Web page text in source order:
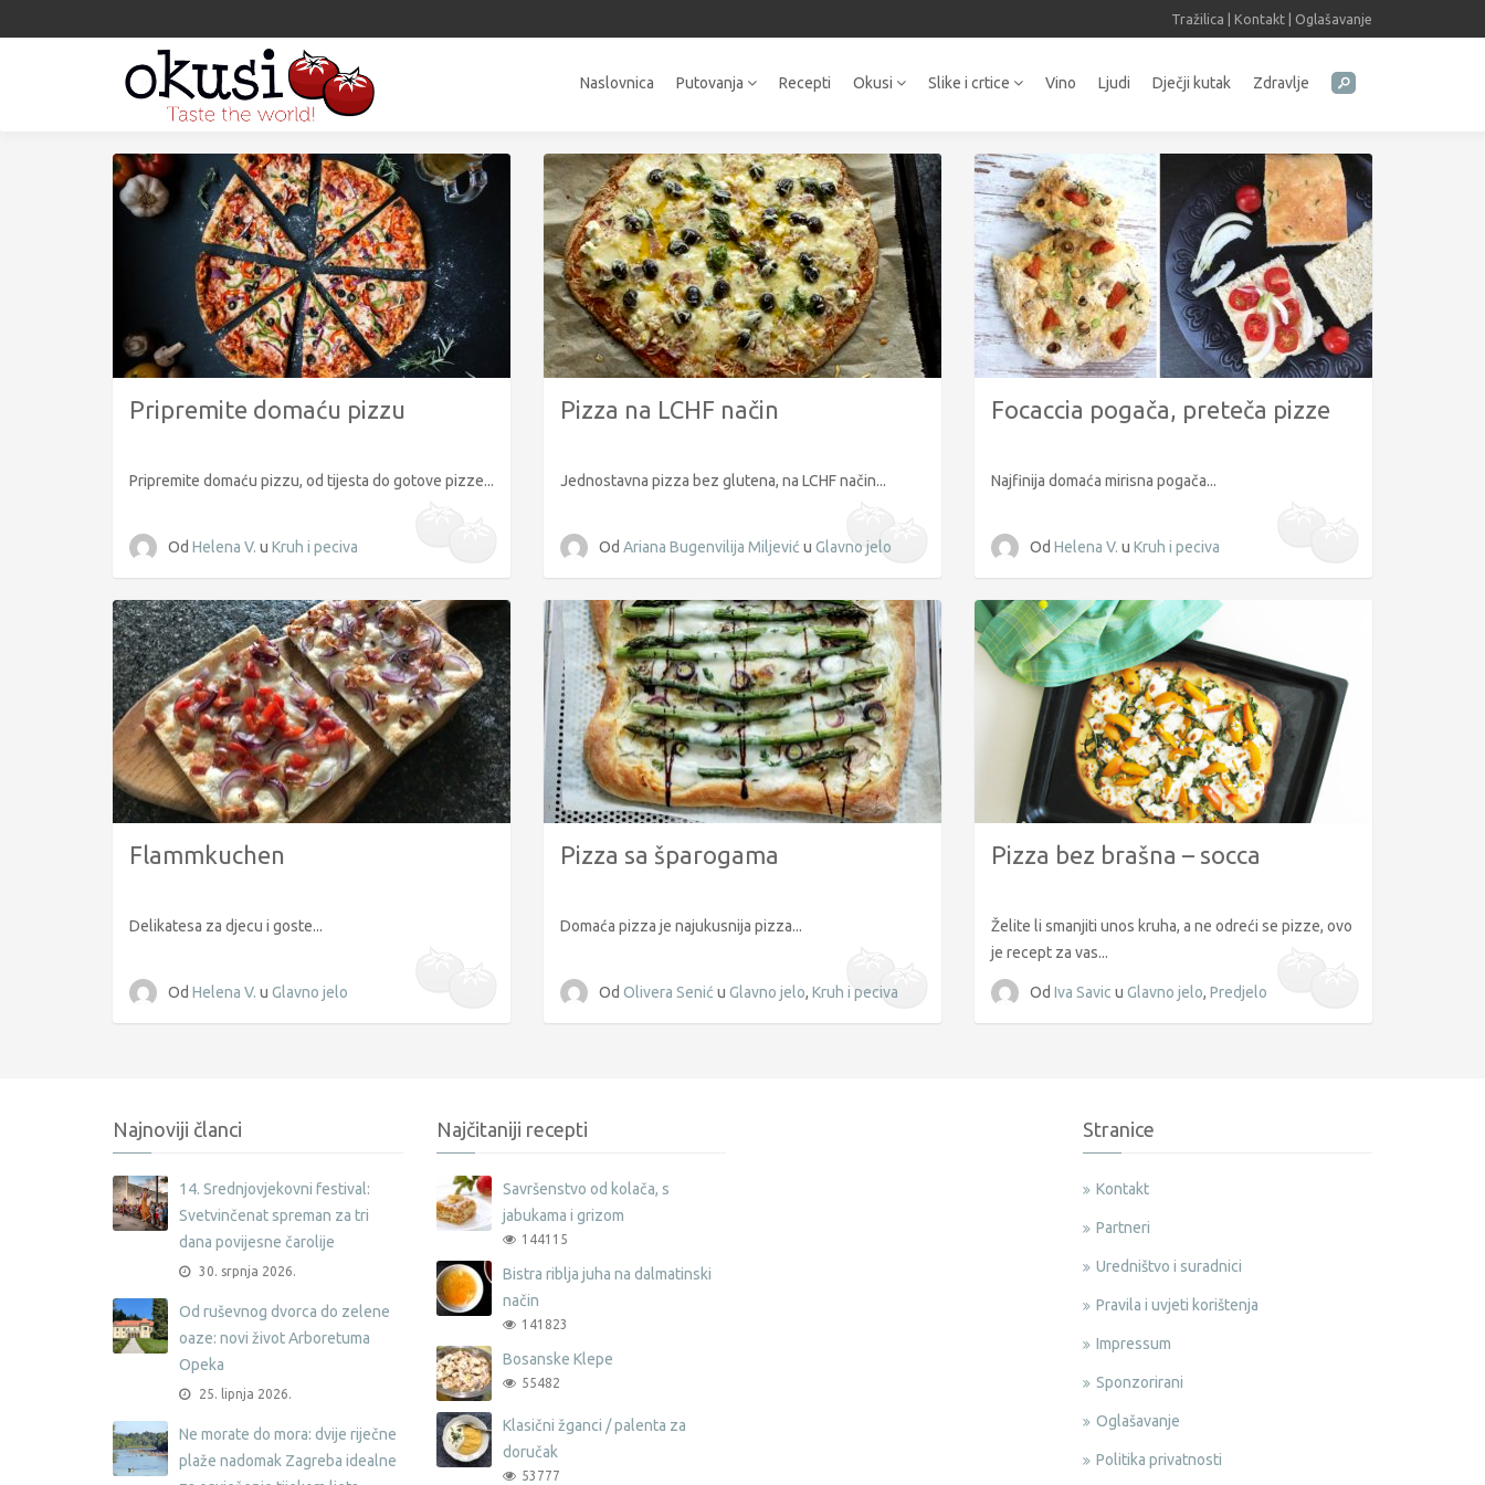
Tražilica Kontakt Oglašavanje
Naslovnica Putovanja Recepti Okusi Slike i crtice Vino Ljudi Dječji kutak Zdravlje
Pripremite domaću pizzu
Pripremite domaću pizzu, od tijesta do gotove pizze...
Od Helena V. u Kruh i peciva
Pizza na LCHF način
Jednostavna pizza bez glutena, na LCHF način...
Od Ariana Bugenvilija Miljević u Glavno jelo
Focaccia pogača, preteča pizze
Najfinija domaća mirisna pogača...
Od Helena V. u Kruh i peciva
Flammkuchen
Delikatesa za djecu i goste...
Od Helena V. u Glavno jelo
Pizza sa šparogama
Domaća pizza je najukusnija pizza...
Od Olivera Senić u Glavno jelo, Kruh i peciva
Pizza bez brašna – socca
Želite li smanjiti unos kruha, a ne odreći se pizze, ovo
je recept za vas...
Od Iva Savic u Glavno jelo, Predjelo
Najnoviji članci
14. Srednjovjekovni festival:
Svetvinčenat spreman za tri
dana povijesne čarolije
30. srpnja 2026.
Od ruševnog dvorca do zelene
oaze: novi život Arboretuma
Opeka
25. lipnja 2026.
Ne morate do mora: dvije riječne
plaže nadomak Zagreba idealne
Najčitaniji recepti
Savršenstvo od kolača, s
jabukama i grizom
144115
Bistra riblja juha na dalmatinski
način
141823
Bosanske Klepe
55482
Klasični žganci / palenta za
doručak
53777
Stranice
Kontakt
Partneri
Uredništvo i suradnici
Pravila i uvjeti korištenja
Impressum
Sponzorirani
Oglašavanje
Politika privatnosti